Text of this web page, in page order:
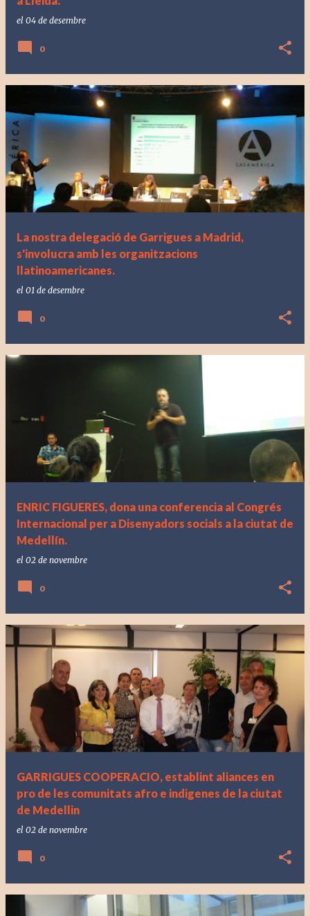
el 04 de desembre
0
La nostra delegació de Garrigues a Madrid,
s'involucra amb les organitzacions
llatinoamericanes.
el 01 de desembre
0
ENRIC FIGUERES, dona una conferencia al Congrés
Internacional per a Disenyadors socials a la ciutat de
Medellín.
el 02 de novembre
0
GARRIGUES COOPERACIO, establint aliances en
pro de les comunitats afro e indigenes de la ciutat
de Medellin
el 02 de novembre
0